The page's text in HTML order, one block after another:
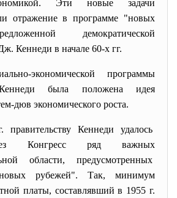
Эти новые задачи
отражение в программе "новых
демократической
Кеннеди в начале 60-х гг.
экономической программы
Кеннеди была положена идея
дюв экономического роста.
Кеннеди удалось
Конгресс ряд важных
области, предусмотренных
рубежей". Так, минимум
платы, составлявший в 1955 г.